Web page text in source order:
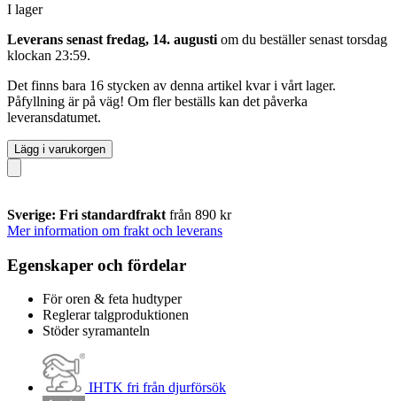
I lager
Leverans senast fredag, 14. augusti om du beställer senast torsdag
klockan 23:59.
Det finns bara 16 stycken av denna artikel kvar i vårt lager.
Påfyllning är på väg! Om fler beställs kan det påverka
leveransdatumet.
Lägg i varukorgen
Sverige: Fri standardfrakt från 890 kr
Mer information om frakt och leverans
Egenskaper och fördelar
För oren & feta hudtyper
Reglerar talgproduktionen
Stöder syramanteln
IHTK fri från djurförsök